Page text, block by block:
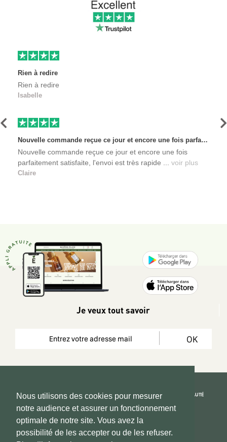
Nous utilisons des cookies pour mesurer
notre audience et assurer un fonctionnement
optimale de notre site. Vous avez la
possibilité de les accepter ou de les refuser.
Rien à redire
Rien à redire
Isabelle
Nouvelle commande reçue ce jour et encore une fois parfaitement satisfaite, l'envoi est très rapide et les produits sont toujours conditionnés de manière personnalisés. L'avantage de commander auprès de créateurs indépendants.
Nouvelle commande reçue ce jour et encore une fois
parfaitement satisfaite, l'envoi est très rapide ... voir plus
Claire
Précédent
Je veux tout savoir
OK
Copyright 2026 © www.hadeen-place.fr
Based on Kate&You MarketPlace’ solution
REJOIGNEZ LA COMMUNAUTÉ